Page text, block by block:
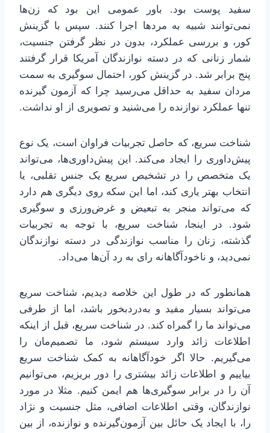
سفید پوست بود. باور عمومی این بود که زن‌ها
نمی‌توانند شبیه به مردها اجرا کنند. سپس با گزینش
کور، و بررسی عملکرد، بدون در نظر گرفتن جنسیت،
شمار زنانی که در دسته نوازندگان آمریکا قرار گرفتند
پنج برابر شد. در گزینش کور، احتمال سوگیری به سمت
مردان سفید به حداقل می‌رسید چرا که آزمون گیرنده
تنها عملکرد نوازنده را می‌شنید و تصویری از او نداشت.
شناخت سریع، که حاصل تجربیات فراوان است، یک نوع
پیش‌داوری را ایجاد می‌کند. این پیش‌داوری‌ها، می‌تواند
یک متخصص را در تشخیص سریع یک جنس تقلبی، یا
انتخاب بهتر یاری کند، اما این سکه روی دیگری هم دارد
که می‌تواند منجر به تبعیض و غرض‌ورزی و سوگیری
شود. در اینجا، شناخت سریع، با توجه به تجربیات
گذشته، زنان را مناسب نوازندگی در دسته نوازندگان
نمی‌دید، و ناخودآگاهانه رای به رد آن‌ها می‌داد.
همانطور که در طول این خلاصه دیدیم، شناخت سریع
می‌تواند بسیار مفید و به‌دردبخور باشد، اما از طرفی
می‌تواند ما را گمراه کند. در شناخت سریع، قبل از اینکه
اطلاعات زائد وارد سیستم شود، ما تصمیم‌مان را
می‌گیریم. حالا اگر خودآگاهانه به کمک شناخت سریع
بیاییم و اطلاعات زائد بیشتری را دور بریزیم، می‌توانیم
آن را در برابر سوگیری‌ها هم ایمن کنیم. مثلا در مورد
نوازندگان، وقتی اطلاعات اضافی، مثل جنسیت و نژاد
را، با ایجاد یک حائل بین آزمون‌گیرنده و نوازنده، از بین